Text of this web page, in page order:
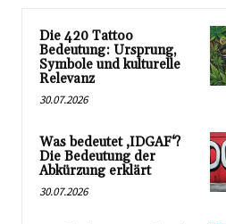
Die 420 Tattoo
Bedeutung: Ursprung,
Symbole und kulturelle
Relevanz
30.07.2026
Was bedeutet ‚IDGAF‘?
Die Bedeutung der
Abkürzung erklärt
30.07.2026